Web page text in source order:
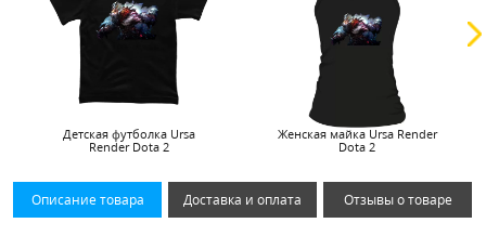
Детская футболка Ursa
Render Dota 2
Женская майка Ursa Render
Dota 2
Описание товара Доставка и оплата Отзывы о товаре